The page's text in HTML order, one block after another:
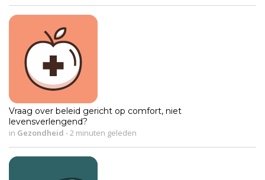
Vraag over beleid gericht op comfort, niet
levensverlengend?
in Gezondheid - 2 minuten geleden